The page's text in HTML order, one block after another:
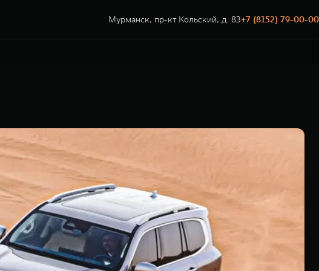
Мурманск, пр-кт Кольский, д. 83+7 (8152) 79-00-00